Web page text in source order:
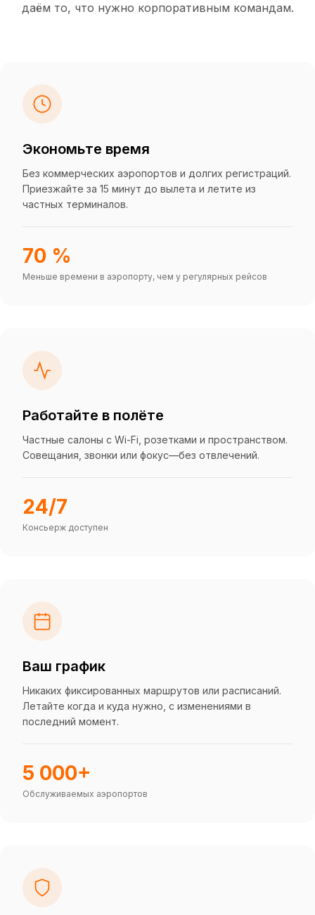
даём то, что нужно корпоративным командам.
Экономьте время
Без коммерческих аэропортов и долгих регистраций.
Приезжайте за 15 минут до вылета и летите из
частных терминалов.
70 %
Меньше времени в аэропорту, чем у регулярных рейсов
Работайте в полёте
Частные салоны с Wi-Fi, розетками и пространством.
Совещания, звонки или фокус—без отвлечений.
24/7
Консьерж доступен
Ваш график
Никаких фиксированных маршрутов или расписаний.
Летайте когда и куда нужно, с изменениями в
последний момент.
5 000+
Обслуживаемых аэропортов